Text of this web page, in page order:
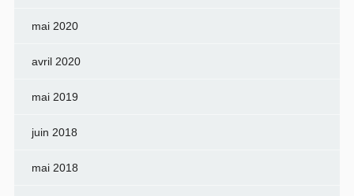
mai 2020
avril 2020
mai 2019
juin 2018
mai 2018